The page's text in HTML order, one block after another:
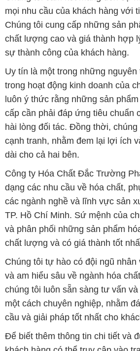
mọi nhu cầu của khách hàng với
Chúng tôi cung cấp những sản
chất lượng cao và giá thành hợp
sự thành công của khách hàng.
Uy tín là một trong những nguyên
trong hoạt động kinh doanh của
luôn ý thức rằng những sản
cấp cần phải đáp ứng tiêu chuẩn
hài lòng đối tác. Đồng thời,
cạnh tranh, nhằm đem lại lợi ích
dài cho cả hai bên.
Công ty Hóa Chất Đắc Trường
dạng các nhu cầu về hóa chất,
các ngành nghề và lĩnh vực sản
TP. Hồ Chí Minh. Sứ mệnh của
và phân phối những sản phẩm
chất lượng và có giá thành tốt
Chúng tôi tự hào có đội ngũ nhân
và am hiểu sâu về ngành hóa
chúng tôi luôn sẵn sàng tư vấn
một cách chuyên nghiệp, nhằm
cầu và giải pháp tốt nhất cho
Để biết thêm thông tin chi tiết và